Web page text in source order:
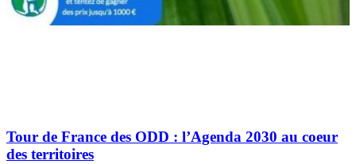
Tour de France des ODD : l’Agenda 2030 au coeur
des territoires